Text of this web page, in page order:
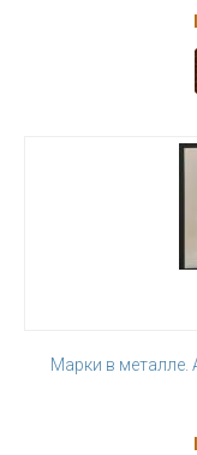
Марки в металле.